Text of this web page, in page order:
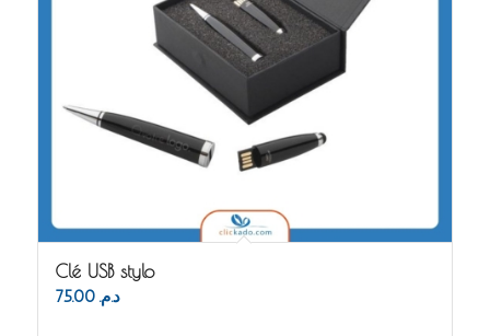
Clé USB stylo
د.م. 75.00